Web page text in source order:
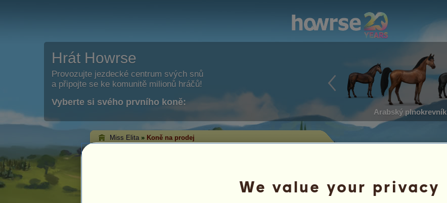
Hrát Howrse
Provozujte jezdecké centrum svých snů
a připojte se ke komunitě milionů hráčů!
Vyberte si svého prvního koně:
Arabský plnokrevník
Miss Elita» Koně na prodej
Na této stránce budete mít možnost vidět koně v současnosti nabízené kWe value your privacy